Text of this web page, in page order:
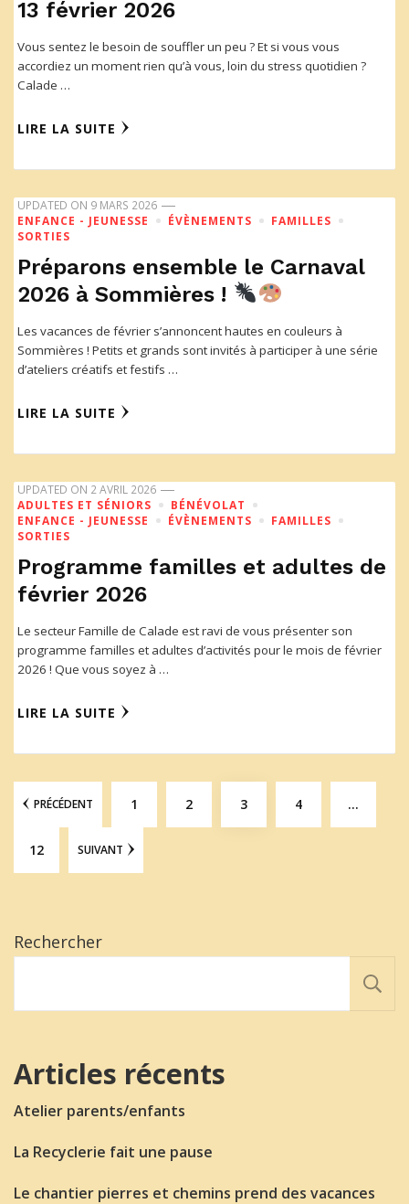
13 février 2026
Vous sentez le besoin de souffler un peu ? Et si vous vous
accordiez un moment rien qu’à vous, loin du stress quotidien ?
Calade …
LIRE LA SUITE
UPDATED ON 9 MARS 2026
ENFANCE - JEUNESSE
ÉVÈNEMENTS
FAMILLES
SORTIES
Préparons ensemble le Carnaval
2026 à Sommières !
Les vacances de février s’annoncent hautes en couleurs à
Sommières ! Petits et grands sont invités à participer à une série
d’ateliers créatifs et festifs …
LIRE LA SUITE
UPDATED ON 2 AVRIL 2026
ADULTES ET SÉNIORS
BÉNÉVOLAT
ENFANCE - JEUNESSE
ÉVÈNEMENTS
FAMILLES
SORTIES
Programme familles et adultes de
février 2026
Le secteur Famille de Calade est ravi de vous présenter son
programme familles et adultes d’activités pour le mois de février
2026 ! Que vous soyez à …
LIRE LA SUITE
PRÉCÉDENT 1 2 3 4 …
12 SUIVANT
Rechercher
Articles récents
Atelier parents/enfants
La Recyclerie fait une pause
Le chantier pierres et chemins prend des vacances